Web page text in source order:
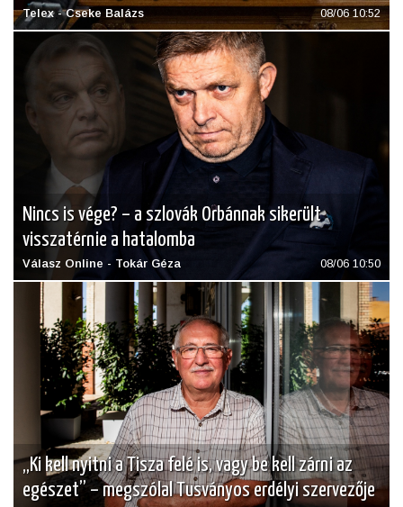
Telex - Cseke Balázs 08/06 10:52
Nincs is vége? – a szlovák Orbánnak sikerült
visszatérnie a hatalomba
Válasz Online - Tokár Géza 08/06 10:50
„Ki kell nyitni a Tisza felé is, vagy be kell zárni az
egészet” – megszólal Tusványos erdélyi szervezője